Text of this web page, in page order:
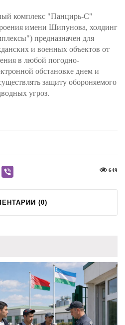
комплекс "Панцирь-С"
имени Шипунова, холдинг
предназначен для
и военных объектов от
в любой погодно-
обстановке днем и
защиту обороняемого
угроз.
649
(0)